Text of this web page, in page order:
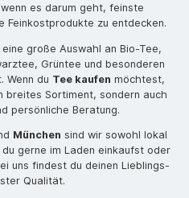
es darum geht, feinste
Feinkostprodukte zu entdecken.
große Auswahl an Bio-Tee,
Grüntee und besonderen
Wenn du Tee kaufen möchtest,
breites Sortiment, sondern auch
persönliche Beratung.
München sind wir sowohl lokal
gerne im Laden einkaufst oder
uns findest du deinen Lieblings-
Qualität.